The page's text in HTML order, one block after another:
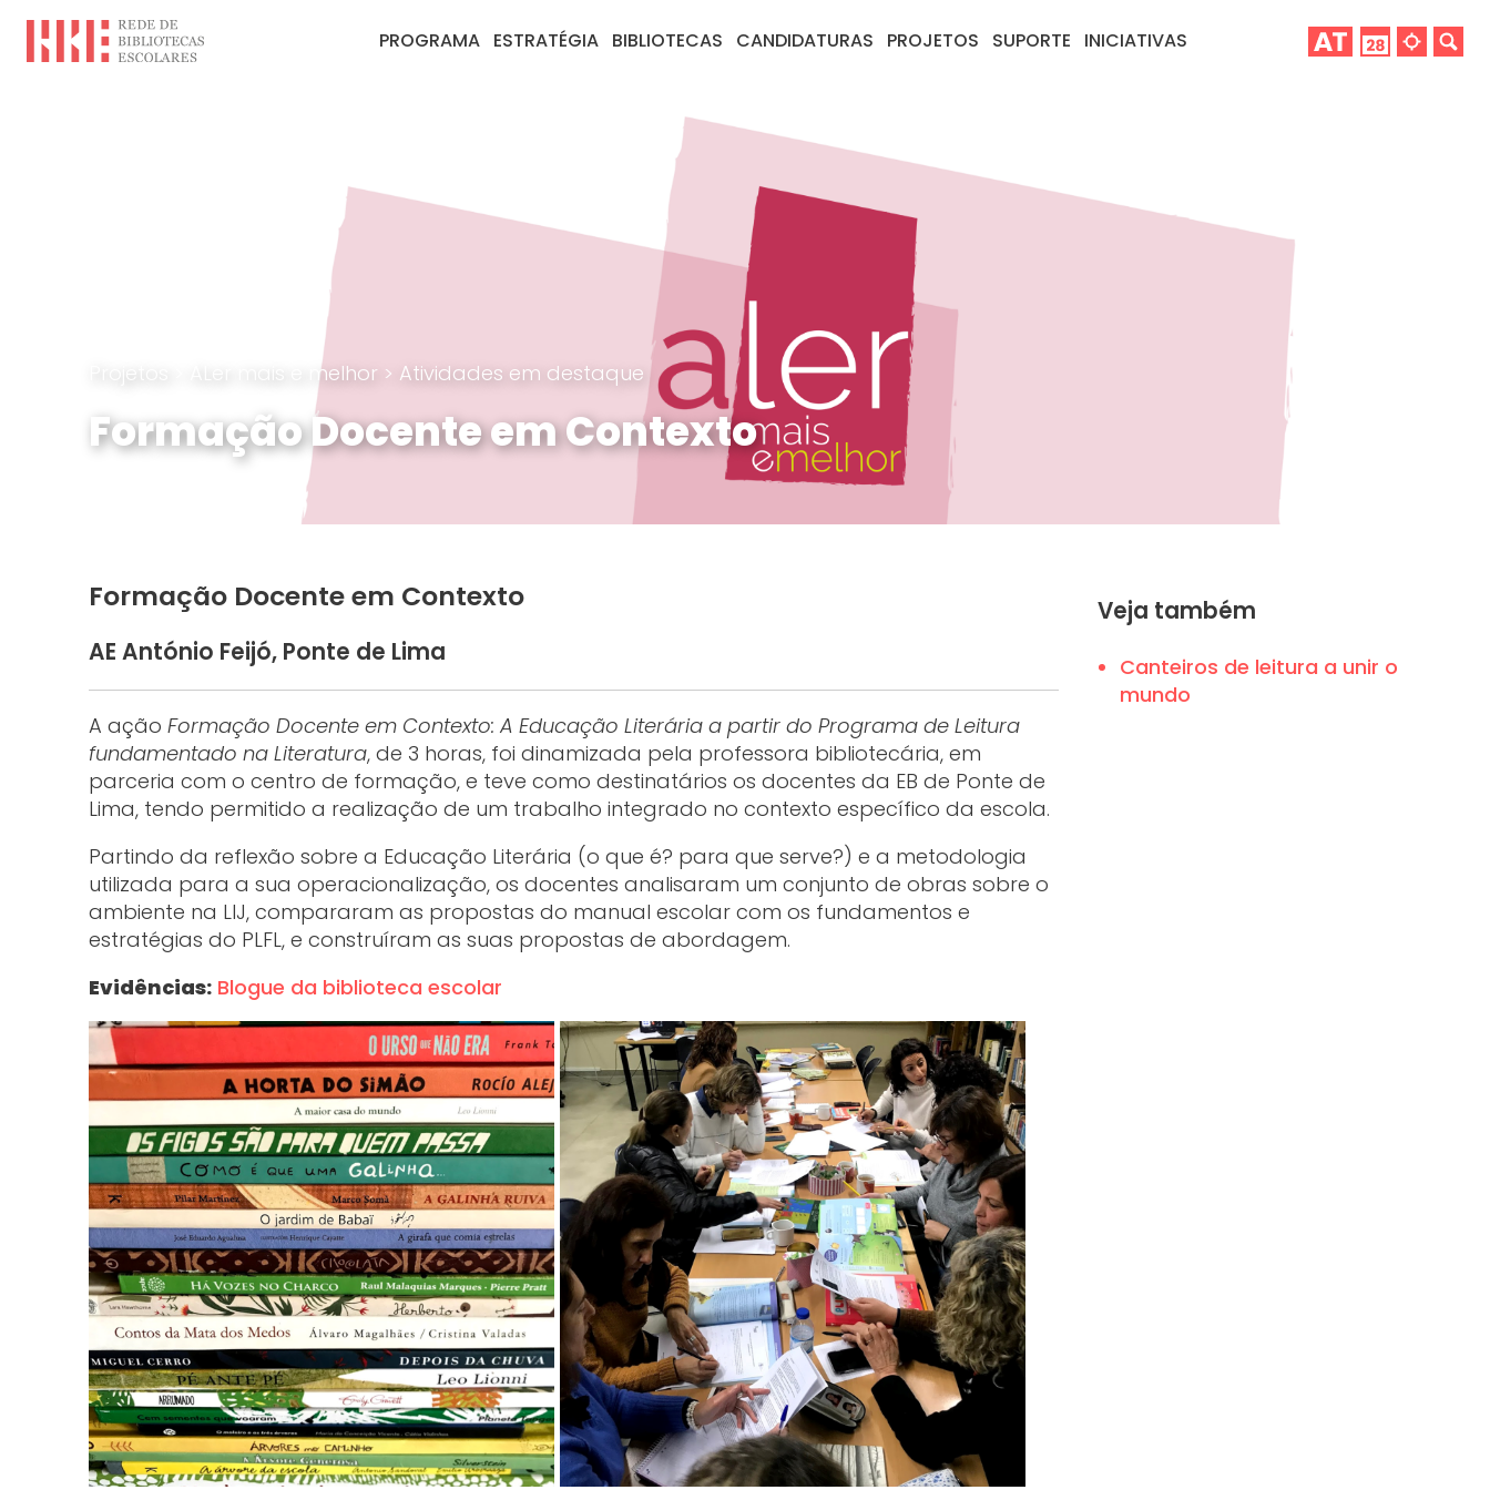
PROGRAMA ESTRATÉGIA BIBLIOTECAS CANDIDATURAS PROJETOS SUPORTE INICIATIVAS
ALer mais e melhor > Atividades em destaque
Formação Docente em Contexto
Formação Docente em Contexto
AE António Feijó, Ponte de Lima
A ação Formação Docente em Contexto: A Educação Literária a partir do Programa de Leitura
fundamentado na Literatura, de 3 horas, foi dinamizada pela professora bibliotecária, em
parceria com o centro de formação, e teve como destinatários os docentes da EB de Ponte de
Lima, tendo permitido a realização de um trabalho integrado no contexto específico da escola.
Partindo da reflexão sobre a Educação Literária (o que é? para que serve?) e a metodologia
utilizada para a sua operacionalização, os docentes analisaram um conjunto de obras sobre o
ambiente na LIJ, compararam as propostas do manual escolar com os fundamentos e
estratégias do PLFL, e construíram as suas propostas de abordagem.
Evidências: Blogue da biblioteca escolar
Veja também
Canteiros de leitura a unir o
mundo